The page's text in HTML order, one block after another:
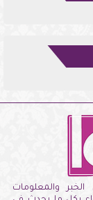
والمعلومات